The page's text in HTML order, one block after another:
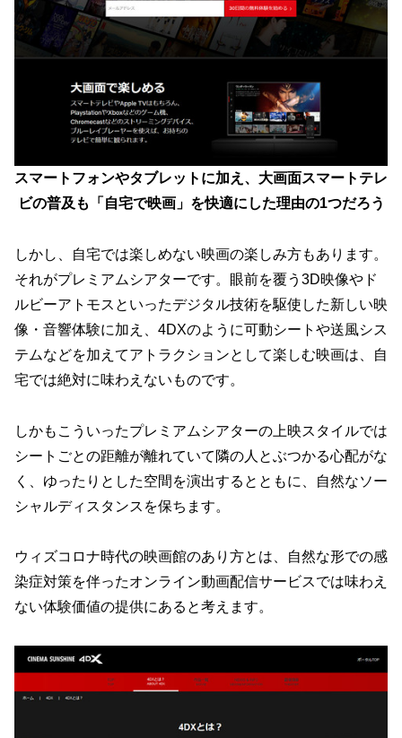
スマートフォンやタブレットに加え、大画面スマートテレ
ビの普及も「自宅で映画」を快適にした理由の1つだろう
しかし、自宅では楽しめない映画の楽しみ方もあります。
それがプレミアムシアターです。眼前を覆う3D映像やド
ルビーアトモスといったデジタル技術を駆使した新しい映
像・音響体験に加え、4DXのように可動シートや送風シス
テムなどを加えてアトラクションとして楽しむ映画は、自
宅では絶対に味わえないものです。
しかもこういったプレミアムシアターの上映スタイルでは
シートごとの距離が離れていて隣の人とぶつかる心配がな
く、ゆったりとした空間を演出するとともに、自然なソー
シャルディスタンスを保ちます。
ウィズコロナ時代の映画館のあり方とは、自然な形での感
染症対策を伴ったオンライン動画配信サービスでは味わえ
ない体験価値の提供にあると考えます。